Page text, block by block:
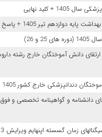
+ کلید نهایی
دوازدهم تیر 1405 + پاسخ
و 26)
ارتقای دانش آموختگان خارج رشته
دندانپزشکی خارج کشور 1405
دانشنامه و گواهینامه تخصصی و فوق